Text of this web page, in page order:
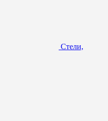
Стели,